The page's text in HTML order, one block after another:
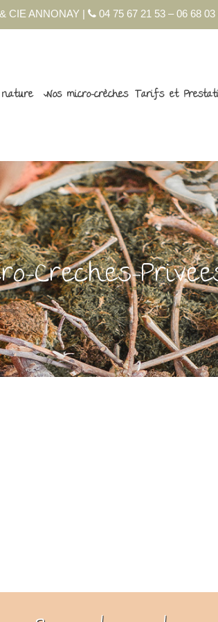
CIE ANNONAY | 04 75 67 21 53 – 06 68 03
Nos micro-crèches Tarifs et
Creches-